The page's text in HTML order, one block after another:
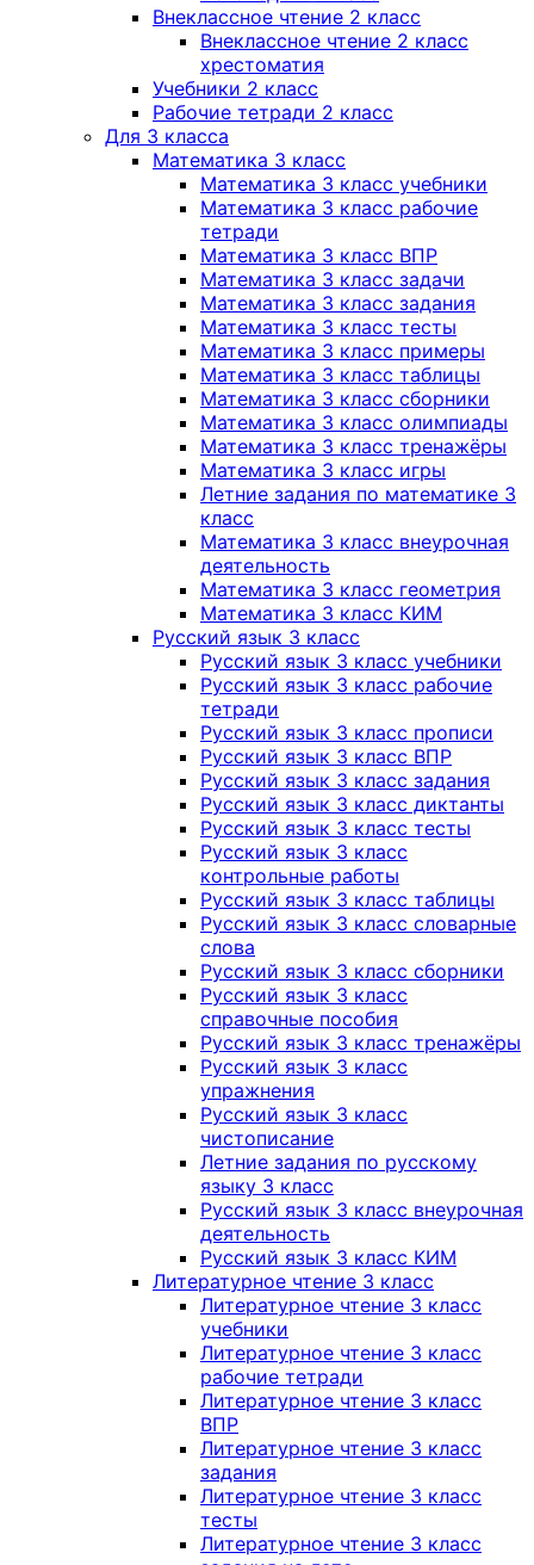
Внеклассное чтение 2 класс
Внеклассное чтение 2 класс
хрестоматия
Учебники 2 класс
Рабочие тетради 2 класс
Для 3 класса
Математика 3 класс
Математика 3 класс учебники
Математика 3 класс рабочие
тетради
Математика 3 класс ВПР
Математика 3 класс задачи
Математика 3 класс задания
Математика 3 класс тесты
Математика 3 класс примеры
Математика 3 класс таблицы
Математика 3 класс сборники
Математика 3 класс олимпиады
Математика 3 класс тренажёры
Математика 3 класс игры
Летние задания по математике 3
класс
Математика 3 класс внеурочная
деятельность
Математика 3 класс геометрия
Математика 3 класс КИМ
Русский язык 3 класс
Русский язык 3 класс учебники
Русский язык 3 класс рабочие
тетради
Русский язык 3 класс прописи
Русский язык 3 класс ВПР
Русский язык 3 класс задания
Русский язык 3 класс диктанты
Русский язык 3 класс тесты
Русский язык 3 класс
контрольные работы
Русский язык 3 класс таблицы
Русский язык 3 класс словарные
слова
Русский язык 3 класс сборники
Русский язык 3 класс
справочные пособия
Русский язык 3 класс тренажёры
Русский язык 3 класс
упражнения
Русский язык 3 класс
чистописание
Летние задания по русскому
языку 3 класс
Русский язык 3 класс внеурочная
деятельность
Русский язык 3 класс КИМ
Литературное чтение 3 класс
Литературное чтение 3 класс
учебники
Литературное чтение 3 класс
рабочие тетради
Литературное чтение 3 класс
ВПР
Литературное чтение 3 класс
задания
Литературное чтение 3 класс
тесты
Литературное чтение 3 класс